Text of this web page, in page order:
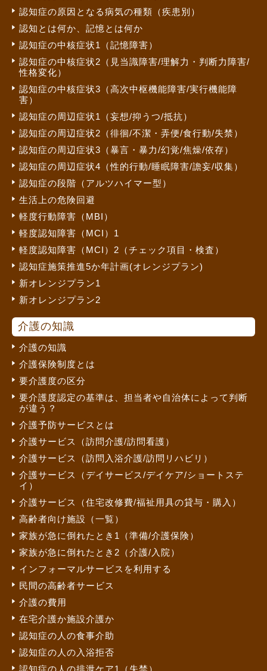
認知症の原因となる病気の種類（疾患別）
認知とは何か、記憶とは何か
認知症の中核症状1（記憶障害）
認知症の中核症状2（見当識障害/理解力・判断力障害/
性格変化）
認知症の中核症状3（高次中枢機能障害/実行機能障
害）
認知症の周辺症状1（妄想/抑うつ/抵抗）
認知症の周辺症状2（徘徊/不潔・弄便/食行動/失禁）
認知症の周辺症状3（暴言・暴力/幻覚/焦燥/依存）
認知症の周辺症状4（性的行動/睡眠障害/譫妄/収集）
認知症の段階（アルツハイマー型）
生活上の危険回避
軽度行動障害（MBI）
軽度認知障害（MCI）1
軽度認知障害（MCI）2（チェック項目・検査）
認知症施策推進5か年計画(オレンジプラン)
新オレンジプラン1
新オレンジプラン2
介護の知識
介護の知識
介護保険制度とは
要介護度の区分
要介護度認定の基準は、担当者や自治体によって判断
が違う？
介護予防サービスとは
介護サービス（訪問介護/訪問看護）
介護サービス（訪問入浴介護/訪問リハビリ）
介護サービス（デイサービス/デイケア/ショートステ
イ）
介護サービス（住宅改修費/福祉用具の貸与・購入）
高齢者向け施設（一覧）
家族が急に倒れたとき1（準備/介護保険）
家族が急に倒れたとき2（介護/入院）
インフォーマルサービスを利用する
民間の高齢者サービス
介護の費用
在宅介護か施設介護か
認知症の人の食事介助
認知症の人の入浴拒否
認知症の人の排泄ケア1（失禁）